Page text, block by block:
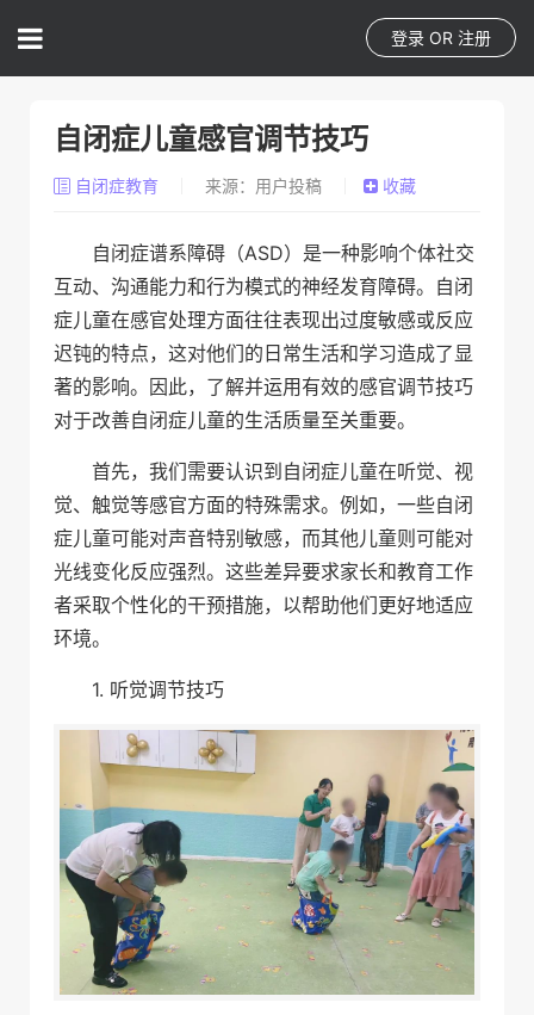
登录 OR 注册
自闭症儿童感官调节技巧
自闭症教育 来源：用户投稿 收藏
自闭症谱系障碍（ASD）是一种影响个体社交
互动、沟通能力和行为模式的神经发育障碍。自闭
症儿童在感官处理方面往往表现出过度敏感或反应
迟钝的特点，这对他们的日常生活和学习造成了显
著的影响。因此，了解并运用有效的感官调节技巧
对于改善自闭症儿童的生活质量至关重要。
首先，我们需要认识到自闭症儿童在听觉、视
觉、触觉等感官方面的特殊需求。例如，一些自闭
症儿童可能对声音特别敏感，而其他儿童则可能对
光线变化反应强烈。这些差异要求家长和教育工作
者采取个性化的干预措施，以帮助他们更好地适应
环境。
1. 听觉调节技巧